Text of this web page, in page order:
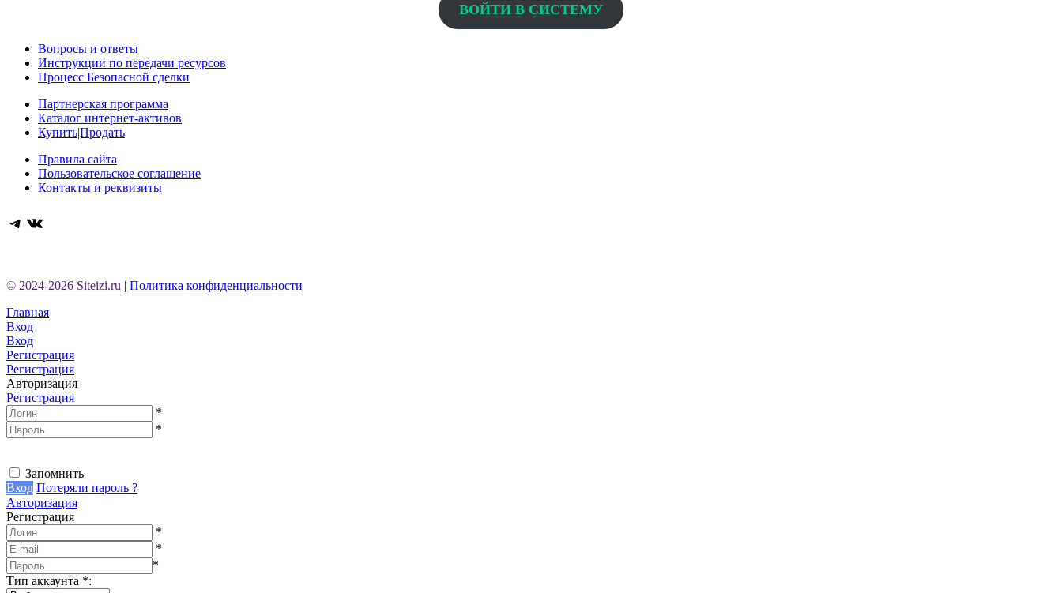
ВОЙТИ В СИСТЕМУ
Вопросы и ответы
Инструкции по передачи ресурсов
Процесс Безопасной сделки
Партнерская программа
Каталог интернет-активов
Купить|Продать
Правила сайта
Пользовательское соглашение
Контакты и реквизиты
Telegram
ВКонтакте
© 2024-2026 Siteizi.ru | Политика конфиденциальности
Главная
Вход
Вход
Регистрация
Регистрация
Авторизация
Регистрация
*
*
Запомнить
Вход Потеряли пароль ?
Авторизация
Регистрация
*
*
*
Тип аккаунта *: